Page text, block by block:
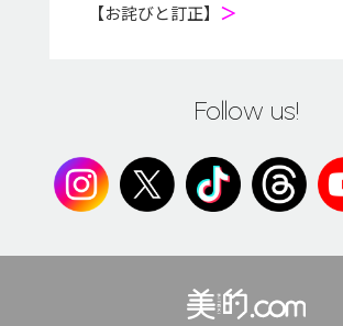
【お詫びと訂正】 ＞
Follow us!